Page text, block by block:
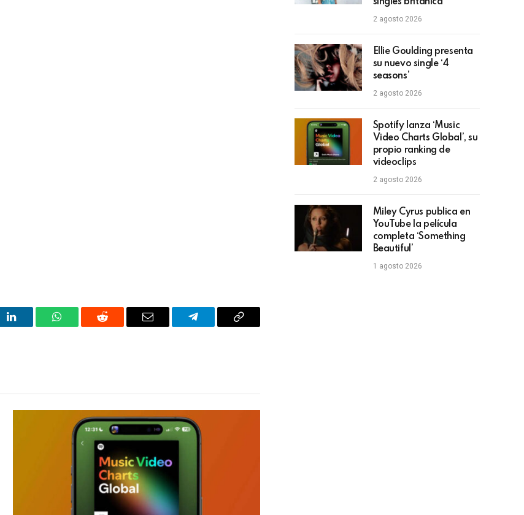
LinkedIn WhatsAppReddit
Correo
TelegramaCopiar
2 agosto 2026
Ellie Goulding presenta
su nuevo single ‘4
seasons’
2 agosto 2026
Spotify lanza ‘Music
Video Charts Global’, su
propio ranking de
videoclips
2 agosto 2026
Miley Cyrus publica en
YouTube la película
completa ‘Something
Beautiful’
1 agosto 2026